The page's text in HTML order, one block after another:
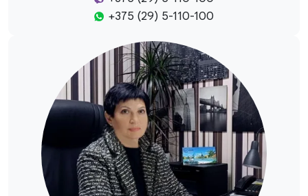
+375 (29) 5-110-100